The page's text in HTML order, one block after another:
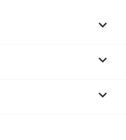


